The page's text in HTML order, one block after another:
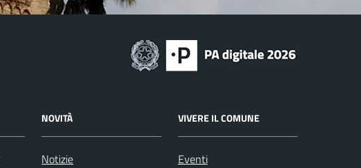
NOVITÀ
Notizie
VIVERE IL COMUNE
Eventi